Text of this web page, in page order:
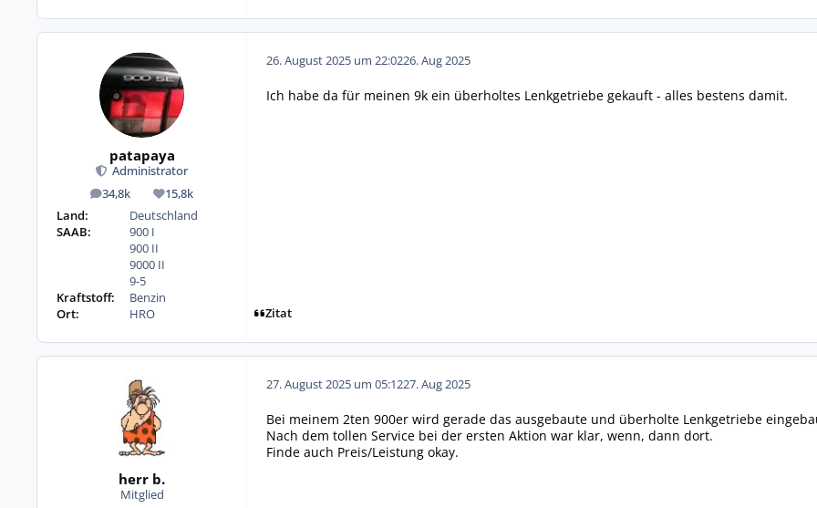
patapaya
Administrator
34,8k
Beiträge 15,8k
Reputation
Land:
Deutschland
SAAB:
900 I
900 II
9000 II
9-5
Kraftstoff:
Benzin
Ort:
HRO
26. August 2025 um 22:0226. Aug 2025
Ich habe da für meinen 9k ein überholtes Lenkgetriebe gekauft - alles bestens damit.
Zitat
herr b.
Mitglied
27. August 2025 um 05:1227. Aug 2025
Bei meinem 2ten 900er wird gerade das ausgebaute und überholte Lenkgetriebe
Nach dem tollen Service bei der ersten Aktion war klar, wenn, dann dort.
Finde auch Preis/Leistung okay.